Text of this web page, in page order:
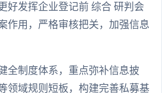
好发挥企业登记前 综合 研判会
作用，严格审核把关，加强信息
全制度体系，重点弥补信息披
领域规则短板，构建完善私募基